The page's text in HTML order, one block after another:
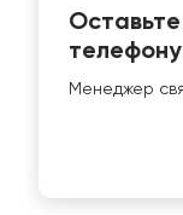
телефону
Менеджер